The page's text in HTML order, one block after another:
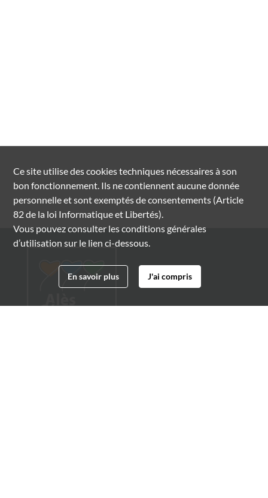
Ce site utilise descookiestechniques nécessaires à son
bon fonctionnement. Ils ne contiennent aucune donnée
personnelle et sont exemptés de consentements (Article
82 de la loi Informatique et Libertés).
Vous pouvez consulter les conditions générales
d’utilisation sur le lien ci-dessous.
En savoir plus J'ai compris